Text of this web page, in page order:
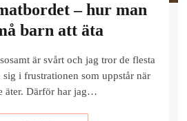
– hur man
barn att äta
är svårt och jag tror de flesta
i frustrationen som uppstår när
äter. Därför har jag…